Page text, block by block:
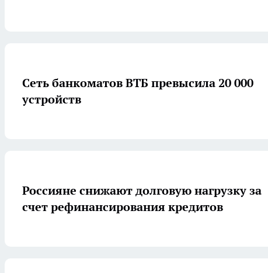
Сеть банкоматов ВТБ превысила 20 000
устройств
Россияне снижают долговую нагрузку за
счет рефинансирования кредитов